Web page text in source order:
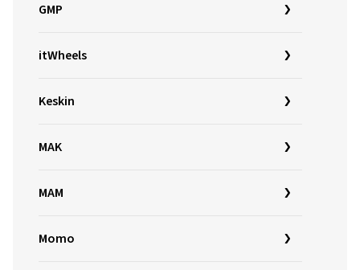
GMP
itWheels
Keskin
MAK
MAM
Momo